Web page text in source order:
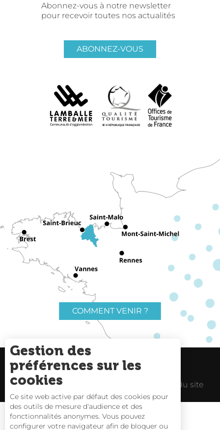
Abonnez-vous à notre newsletter
pour recevoir toutes nos actualités
ABONNEZ-VOUS
COMMENT VENIR ?
Charte du voyageur Liens utiles
Espace Pro Plan du site
Gestion des
préférences sur les
cookies
Ce site web active par défaut des cookies pour
des outils de mesure d'audience et des
fonctionnalités anonymes. Vous pouvez
configurer votre navigateur afin de bloquer ou